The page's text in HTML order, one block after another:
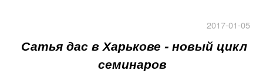
2017-01-05
Сатья дас в Харькове - новый цикл
семинаров